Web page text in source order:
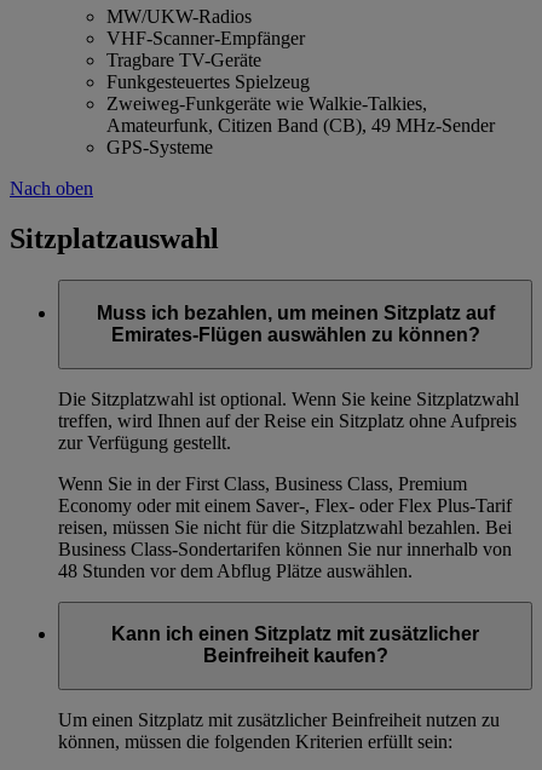
MW/UKW-Radios
VHF-Scanner-Empfänger
Tragbare TV-Geräte
Funkgesteuertes Spielzeug
Zweiweg-Funkgeräte wie Walkie-Talkies,
Amateurfunk, Citizen Band (CB), 49 MHz-Sender
GPS-Systeme
Nach oben
Sitzplatzauswahl
Muss ich bezahlen, um meinen Sitzplatz auf
Emirates-Flügen auswählen zu können?
Die Sitzplatzwahl ist optional. Wenn Sie keine Sitzplatzwahl
treffen, wird Ihnen auf der Reise ein Sitzplatz ohne Aufpreis
zur Verfügung gestellt.
Wenn Sie in der First Class, Business Class, Premium
Economy oder mit einem Saver-, Flex- oder Flex Plus-Tarif
reisen, müssen Sie nicht für die Sitzplatzwahl bezahlen. Bei
Business Class-Sondertarifen können Sie nur innerhalb von
48 Stunden vor dem Abflug Plätze auswählen.
Kann ich einen Sitzplatz mit zusätzlicher
Beinfreiheit kaufen?
Um einen Sitzplatz mit zusätzlicher Beinfreiheit nutzen zu
können, müssen die folgenden Kriterien erfüllt sein: